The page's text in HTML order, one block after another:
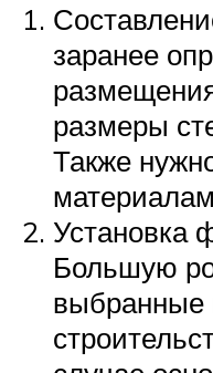
заранее
размеры
Также
Установка
Большую
выбранные